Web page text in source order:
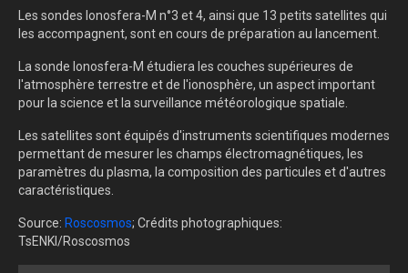
Les sondes Ionosfera-M n°3 et 4, ainsi que 13 petits satellites qui
les accompagnent, sont en cours de préparation au lancement.
La sonde Ionosfera-M étudiera les couches supérieures de
l'atmosphère terrestre et de l'ionosphère, un aspect important
pour la science et la surveillance météorologique spatiale.
Les satellites sont équipés d'instruments scientifiques modernes
permettant de mesurer les champs électromagnétiques, les
paramètres du plasma, la composition des particules et d'autres
caractéristiques.
Source: Roscosmos; Crédits photographiques:
TsENKI/Roscosmos